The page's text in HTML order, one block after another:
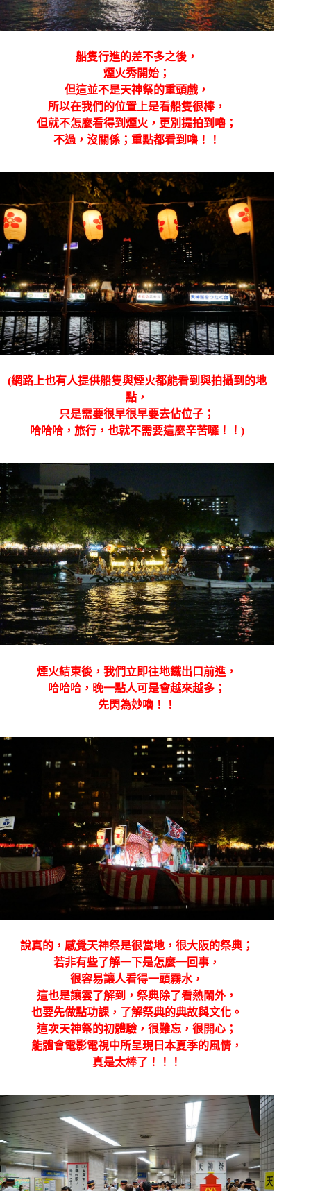
船隻行進的差不多之後，
煙火秀開始；
但這並不是天神祭的重頭戲，
所以在我們的位置上是看船隻很棒，
但就不怎麼看得到煙火，更別提拍到嚕；
不過，沒關係；重點都看到嚕！！
(網路上也有人提供船隻與煙火都能看到與拍攝到的地
點，
只是需要很早很早要去佔位子；
哈哈哈，旅行，也就不需要這麼辛苦囉！！)
煙火結束後，我們立即往地鐵出口前進，
哈哈哈，晚一點人可是會越來越多；
先閃為妙嚕！！
說真的，感覺天神祭是很當地，很大阪的祭典；
若非有些了解一下是怎麼一回事，
很容易讓人看得一頭霧水，
這也是讓雲了解到，祭典除了看熱鬧外，
也要先做點功課，了解祭典的典故與文化。
這次天神祭的初體驗，很難忘，很開心；
能體會電影電視中所呈現日本夏季的風情，
真是太棒了！！！